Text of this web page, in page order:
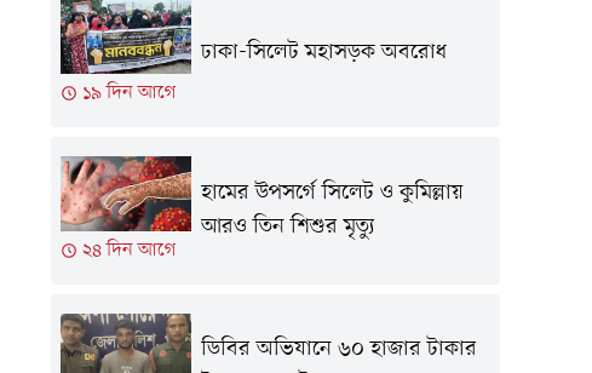
১৯ দিন আগে
ঢাকা-সিলেট মহাসড়ক অবরোধ
২৪ দিন আগে
হামের উপসর্গে সিলেট ও কুমিল্লায়
আরও তিন শিশুর মৃত্যু
ডিবির অভিযানে ৬০ হাজার টাকার